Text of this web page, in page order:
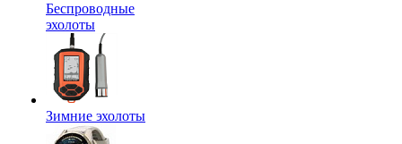
Беспроводные
эхолоты
Зимние эхолоты